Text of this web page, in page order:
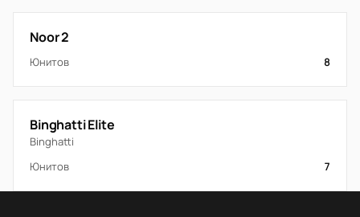
Noor 2
Юнитов 8
Binghatti Elite
Binghatti
Юнитов
7